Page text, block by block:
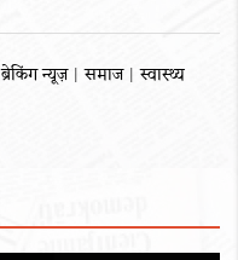
ब्रेकिंग न्यूज़ | समाज | स्वास्थ्य